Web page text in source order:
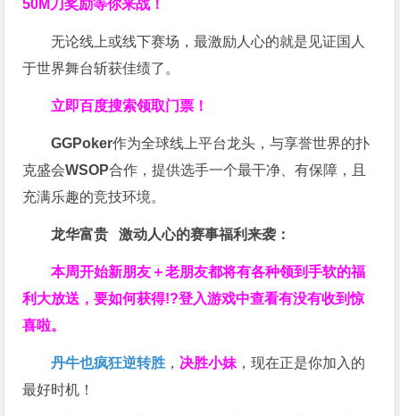
50M刀奖励等你来战！
无论线上或线下赛场，最激励人心的就是见证国人
于世界舞台斩获佳绩了。
立即百度搜索领取门票！
GGPoker作为全球线上平台龙头，与享誉世界的扑
克盛会WSOP合作，提供选手一个最干净、有保障，且
充满乐趣的竞技环境。
龙华富贵 激动人心的赛事福利来袭：
本周开始新朋友＋老朋友都将有各种领到手软的福
利大放送，要如何获得!?登入游戏中查看有没有收到惊
喜啦。
丹牛也疯狂逆转胜 ， 决胜小妹 ，现在正是你加入的
最好时机！